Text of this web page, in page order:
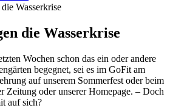
Wasserkrise
die Wasserkrise
Wochen schon das ein oder andere
begegnet, sei es im GoFit am
auf unserem Sommerfest oder beim
Zeitung oder unserer Homepage. – Doch
auf sich?